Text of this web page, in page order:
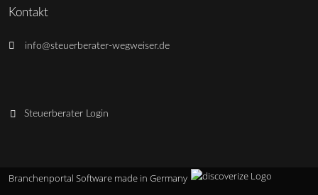
Kontakt
info@steuerberater-wegweiser.de
Steuerberater Login
Branchenportal Software made in Germany